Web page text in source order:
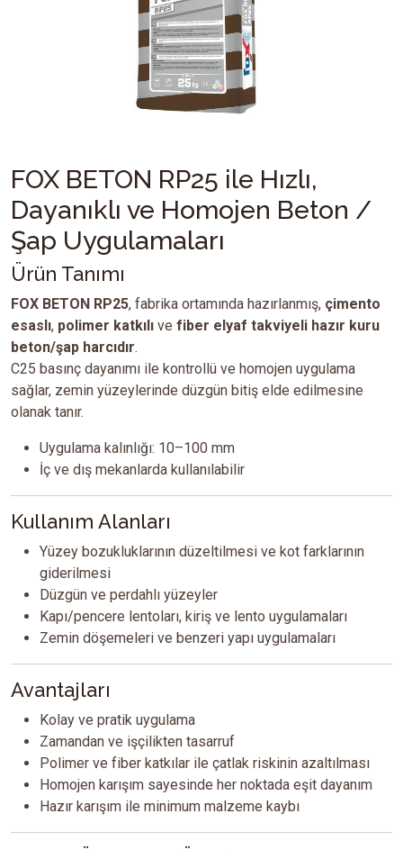
FOX BETON RP25 ile Hızlı,
Dayanıklı ve Homojen Beton /
Şap Uygulamaları
Ürün Tanımı
FOX BETON RP25, fabrika ortamında hazırlanmış, çimento
esaslı, polimer katkılı ve fiber elyaf takviyeli hazır kuru
beton/şap harcıdır.
C25 basınç dayanımı ile kontrollü ve homojen uygulama
sağlar, zemin yüzeylerinde düzgün bitiş elde edilmesine
olanak tanır.
Uygulama kalınlığı: 10–100 mm
İç ve dış mekanlarda kullanılabilir
Kullanım Alanları
Yüzey bozukluklarının düzeltilmesi ve kot farklarının
giderilmesi
Düzgün ve perdahlı yüzeyler
Kapı/pencere lentoları, kiriş ve lento uygulamaları
Zemin döşemeleri ve benzeri yapı uygulamaları
Avantajları
Kolay ve pratik uygulama
Zamandan ve işçilikten tasarruf
Polimer ve fiber katkılar ile çatlak riskinin azaltılması
Homojen karışım sayesinde her noktada eşit dayanım
Hazır karışım ile minimum malzeme kaybı